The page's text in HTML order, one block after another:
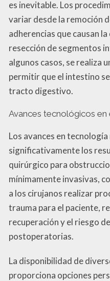
es inevitable. Los
variar desde la remoción
adherencias que causan
resección de segmentos
algunos casos, se realiza
permitir que el intestino
tracto digestivo.
Avances tecnológicos en
Los avances en
significativamente los
quirúrgico para
mínimamente invasivas,
a los cirujanos realizar
trauma para el paciente,
recuperación y el riesgo
postoperatorias.
La disponibilidad de
proporciona opciones